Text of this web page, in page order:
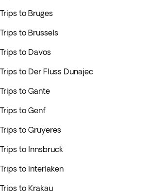
Trips to Bruges
Trips to Brussels
Trips to Davos
Trips to Der Fluss Dunajec
Trips to Gante
Trips to Genf
Trips to Gruyeres
Trips to Innsbruck
Trips to Interlaken
Trips to Krakau